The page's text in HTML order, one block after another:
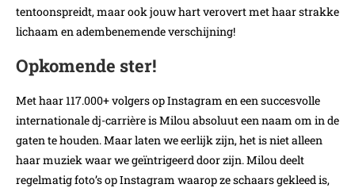
tentoonspreidt, maar ook jouw hart verovert met haar strakke
lichaam en adembenemende verschijning!
Opkomende ster!
Met haar 117.000+ volgers op Instagram en een succesvolle
internationale dj-carrière is Milou absoluut een naam om in de
gaten te houden. Maar laten we eerlijk zijn, het is niet alleen
haar muziek waar we geïntrigeerd door zijn. Milou deelt
regelmatig foto’s op Instagram waarop ze schaars gekleed is,